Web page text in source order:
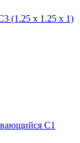
(1.25 x 1.25 x 1)